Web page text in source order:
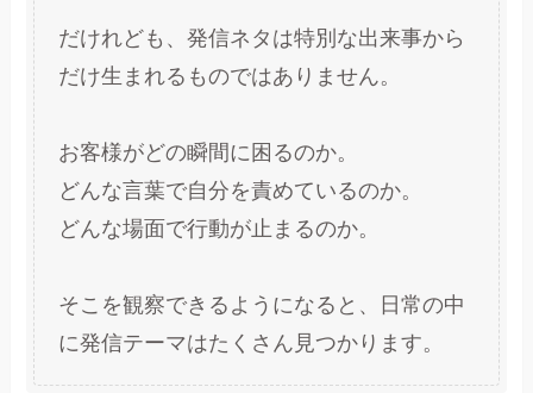
だけれども、発信ネタは特別な出来事から
だけ生まれるものではありません。
お客様がどの瞬間に困るのか。
どんな言葉で自分を責めているのか。
どんな場面で行動が止まるのか。
そこを観察できるようになると、日常の中
に発信テーマはたくさん見つかります。